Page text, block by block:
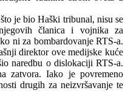
je bio Haški tribunal, nisu se
članica i vojnika za
ni za bombardovanje RTS-a.
direktor ove medijske kuće
naredbu o dislokaciji RTS-a.
zatvora. Iako je povremeno
drugih za neizvršavanje te